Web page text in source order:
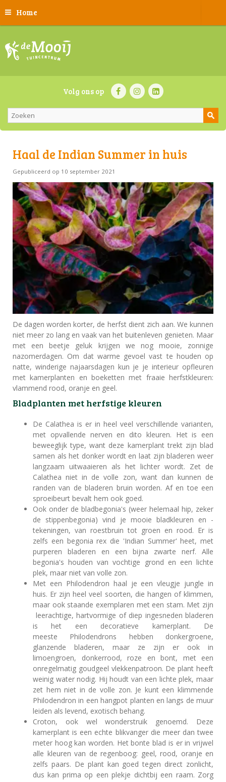
Home
Volg ons op
Haal de Indian Summer in huis
Gepubliceerd op 10 september 2021
De dagen worden korter, de herfst dient zich aan. We kunnen
niet meer zo lang en vaak van het buitenleven genieten. Maar
met een beetje geluk krijgen we nog mooie, zonnige
nazomerdagen. Om dat warme gevoel vast te houden op
natte, winderige najaarsdagen kun je je interieur opfleuren
met kamerplanten en boeketten met fraaie herfstkleuren:
vlammend rood, oranje en geel.
Bladplanten met herfstige kleuren
De Calathea is er in heel veel verschillende varianten,
met opvallende nerven en dito kleuren. Het is een
beweeglijk type, want deze kamerplant trekt zijn blad
samen als het donker wordt en laat zijn bladeren weer
langzaam uitwaaieren als het lichter wordt. Zet de
Calathea niet in de volle zon, want dan kunnen de
randen van de bladeren bruin worden. Af en toe een
sproeibeurt bevalt hem ook goed.
Ook onder de bladbegonia's (weer helemaal hip, zeker
de stippenbegonia) vind je mooie bladkleuren en -
tekeningen, van roestbruin tot groen en rood. Er is
zelfs een begonia rex die 'Indian Summer' heet, met
purperen bladeren en een bijna zwarte nerf. Alle
begonia's houden van vochtige grond en een lichte
plek, maar niet van volle zon.
Met een Philodendron haal je een vleugje jungle in
huis. Er zijn heel veel soorten, die hangen of klimmen,
maar ook staande exemplaren met een stam. Met zijn
leerachtige, hartvormige of diep ingesneden bladeren
is het een decoratieve kamerplant. De
meeste Philodendrons hebben donkergroene,
glanzende bladeren, maar ze zijn er ook in
limoengroen, donkerrood, roze en bont, met een
onregelmatig goudgeel vlekkenpatroon. De plant heeft
weinig water nodig. Hij houdt van een lichte plek, maar
zet hem niet in de volle zon. Je kunt een klimmende
Philodendron in een hangpot planten en langs de muur
leiden als levend, exotisch behang.
Croton, ook wel wonderstruik genoemd. Deze
kamerplant is een echte blikvanger die meer dan twee
meter hoog kan worden. Het bonte blad is er in vrijwel
alle kleuren van de regenboog: geel, rood, oranje en
zelfs paars. De plant kan goed tegen direct zonlicht,
dus kan prima op een plekje dichtbij een raam. Zorg